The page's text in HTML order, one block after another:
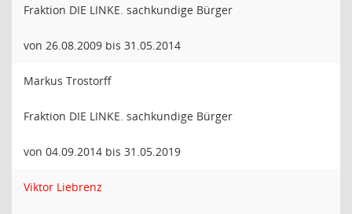
Fraktion DIE LINKE. sachkundige Bürger
von 26.08.2009 bis 31.05.2014
Markus Trostorff
Fraktion DIE LINKE. sachkundige Bürger
von 04.09.2014 bis 31.05.2019
Viktor Liebrenz